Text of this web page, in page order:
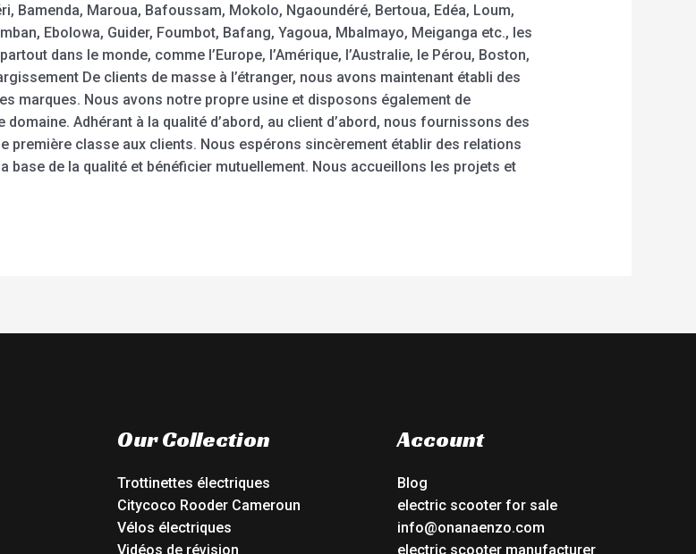
Bamenda, Maroua, Bafoussam, Mokolo, Ngaoundéré, Bertoua, Edéa, Loum,
Ebolowa, Guider, Foumbot, Bafang, Yagoua, Mbalmayo, Meiganga etc., les
dans le monde, comme l’Europe, l’Amérique, l’Australie, le Pérou, Boston,
De clients de masse à l’étranger, nous avons maintenant établi des
marques. Nous avons notre propre usine et disposons également de
Adhérant à la qualité d’abord, au client d’abord, nous fournissons des
première classe aux clients. Nous espérons sincèrement établir des relations
base de la qualité et bénéficier mutuellement. Nous accueillons les projets et
Our Collection
Trottinettes électriques
Citycoco Rooder Cameroun
Vélos électriques
Vidéos de révision
Account
Blog
electric scooter for sale
info@onanaenzo.com
electric scooter manufacturer